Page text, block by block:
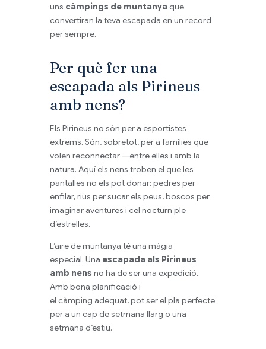
uns càmpings de muntanya que
convertiran la teva escapada en un record
per sempre.
Per què fer una
escapada als Pirineus
amb nens?
Els Pirineus no són per a esportistes
extrems. Són, sobretot, per a famílies que
volen reconnectar —entre elles i amb la
natura. Aquí els nens troben el que les
pantalles no els pot donar: pedres per
enfilar, rius per sucar els peus, boscos per
imaginar aventures i cel nocturn ple
d’estrelles.
L’aire de muntanya té una màgia
especial. Una escapada als Pirineus
amb nens no ha de ser una expedició.
Amb bona planificació i
el càmping adequat, pot ser el pla perfecte
per a un cap de setmana llarg o una
setmana d’estiu.